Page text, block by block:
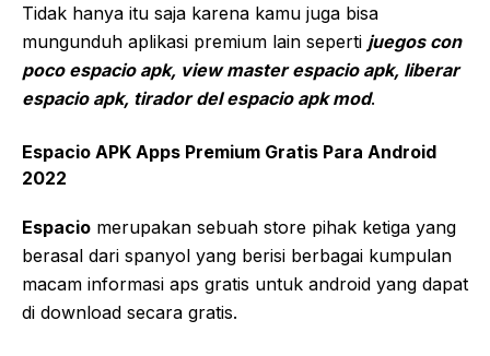
Tidak hanya itu saja karena kamu juga bisa
mungunduh aplikasi premium lain seperti juegos con
poco espacio apk, view master espacio apk, liberar
espacio apk, tirador del espacio apk mod.
Espacio APK Apps Premium Gratis Para Android
2022
Espacio merupakan sebuah store pihak ketiga yang
berasal dari spanyol yang berisi berbagai kumpulan
macam informasi aps gratis untuk android yang dapat
di download secara gratis.